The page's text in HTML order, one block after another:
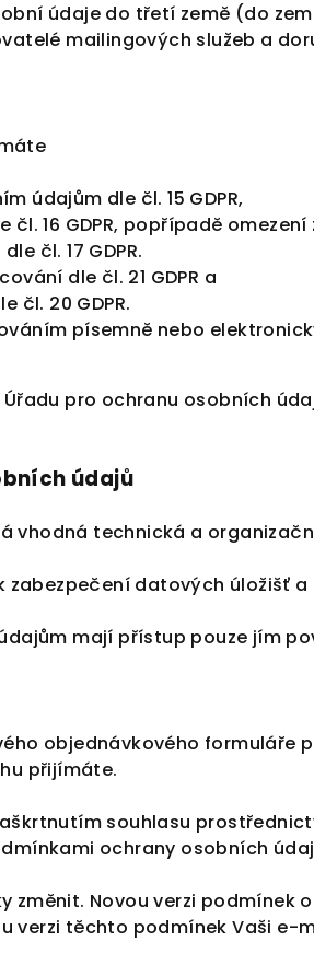
údaje do třetí země (do
mailingových služeb a
údajům dle čl. 15 GDPR,
16 GDPR, popřípadě omezení
čl. 17 GDPR.
dle čl. 21 GDPR a
čl. 20 GDPR.
písemně nebo
pro ochranu osobních
údajů
vhodná technická a
datových úložišť
mají přístup pouze jím
objednávkového
přijímáte.
souhlasu
ochrany osobních
změnit. Novou verzi
verzi těchto podmínek Vaši